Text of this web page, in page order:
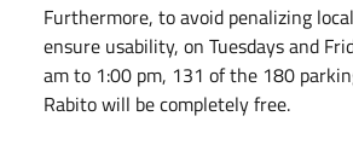
Furthermore, to avoid penalizing
ensure usability, on Tuesdays and
am to 1:00 pm, 131 of the 180
Rabito will be completely free.